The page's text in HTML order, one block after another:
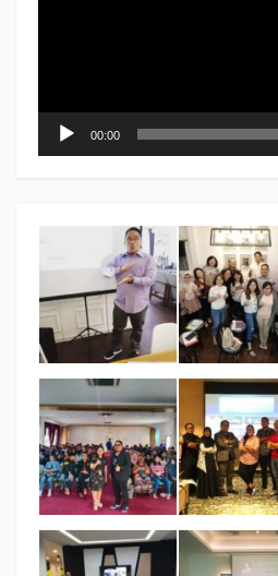
00:00